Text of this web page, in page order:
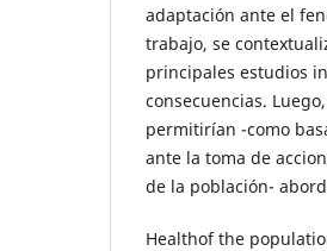
adaptación ante el
trabajo, se
principales estudios
consecuencias.
permitirían -como
ante la toma de
de la población-
Healthof the